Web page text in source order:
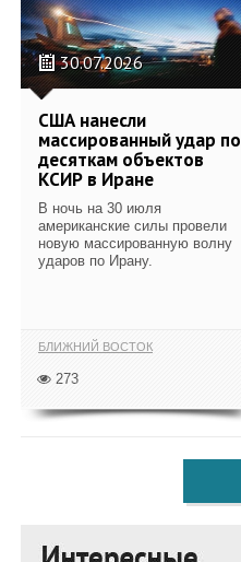
30.07.2026
США нанесли
массированный удар по
десяткам объектов
КСИР в Иране
В ночь на 30 июля
американские силы провели
новую массированную волну
ударов по Ирану.
БЛИЖНИЙ ВОСТОК
273